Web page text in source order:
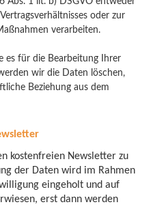
oder zur
verarbeiten.
es für die Bearbeitung Ihrer
wir die Daten löschen,
Beziehung aus dem
kostenfreien Newsletter zu
der Daten wird im Rahmen
eingeholt und auf
erst dann werden